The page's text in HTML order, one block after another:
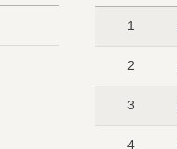
1
2
3
4